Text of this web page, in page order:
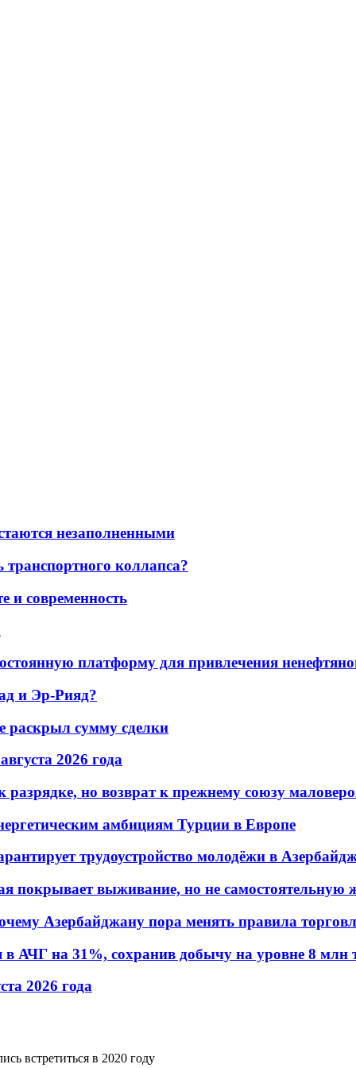
незаполненными
коллапса?
и современность
платформу для привлечения
и Эр-Рияд?
раскрыл сумму сделки
2026 года
но возврат к прежнему союзу
амбициям Турции в Европе
трудоустройство молодёжи в
покрывает выживание, но не самостоятельную
Азербайджану пора менять правила
АЧГ на 31%, сохранив добычу на уровне 8 млн
2026 года
встретиться в 2020 году